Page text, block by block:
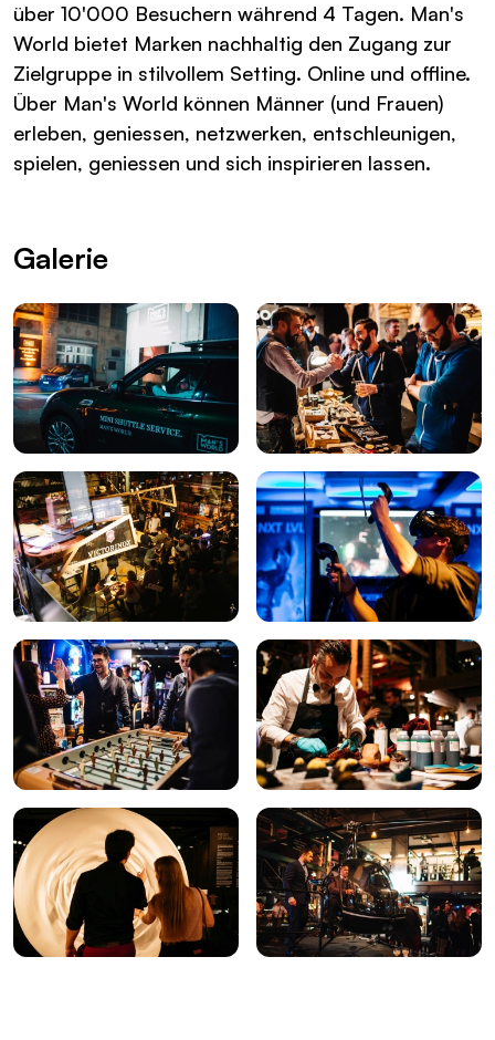
über 10'000 Besuchern während 4 Tagen. Man's
World bietet Marken nachhaltig den Zugang zur
Zielgruppe in stilvollem Setting. Online und offline.
Über Man's World können Männer (und Frauen)
erleben, geniessen, netzwerken, entschleunigen,
spielen, geniessen und sich inspirieren lassen.
Galerie